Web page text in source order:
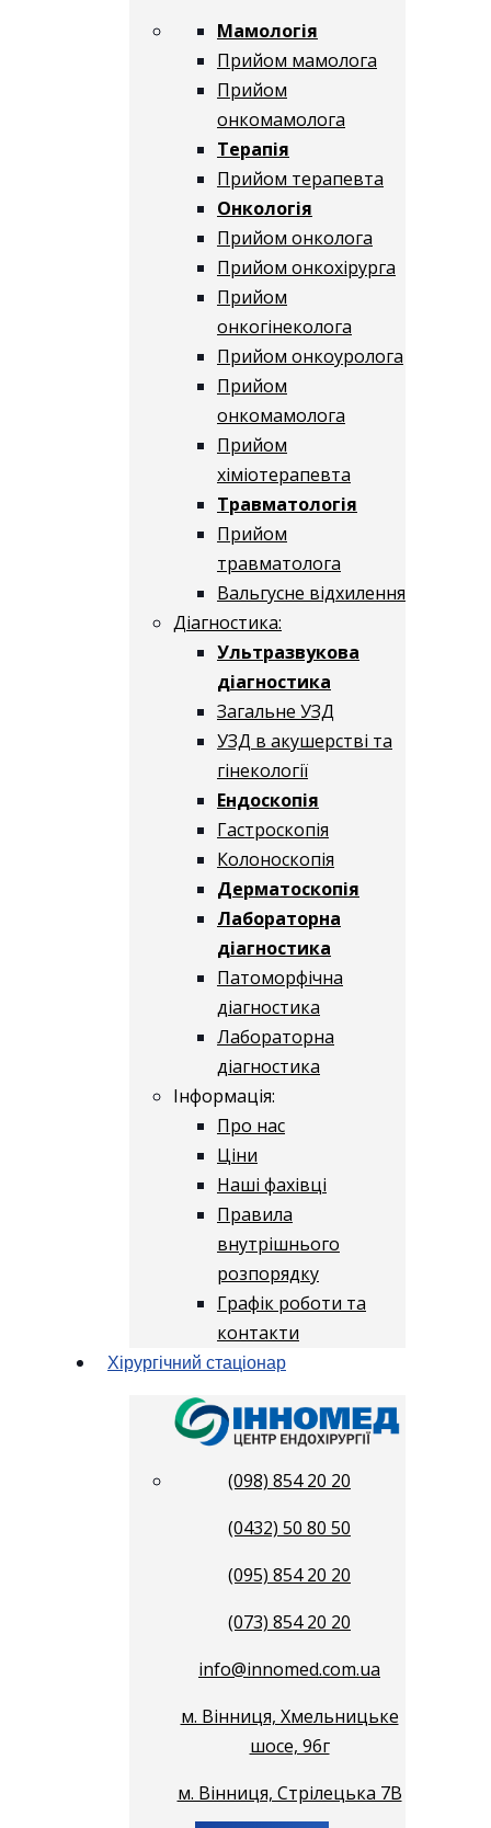
Мамологія
Прийом мамолога
Прийом
онкомамолога
Терапія
Прийом терапевта
Онкологія
Прийом онколога
Прийом онкохірурга
Прийом
онкогінеколога
Прийом онкоуролога
Прийом
онкомамолога
Прийом
хіміотерапевта
Травматологія
Прийом
травматолога
Вальгусне відхилення
Діагностика:
Ультразвукова
діагностика
Загальне УЗД
УЗД в акушерстві та
гінекології
Ендоскопія
Гастроскопія
Колоноскопія
Дерматоскопія
Лабораторна
діагностика
Патоморфічна
діагностика
Лабораторна
діагностика
Інформація:
Про нас
Ціни
Наші фахівці
Правила
внутрішнього
розпорядку
Графік роботи та
контакти
Хірургічний стаціонар
(098) 854 20 20
(0432) 50 80 50
(095) 854 20 20
(073) 854 20 20
info@innomed.com.ua
м. Вінниця, Хмельницьке
шосе, 96г
м. Вінниця, Стрілецька 7В